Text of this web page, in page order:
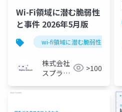
Wi-Fi領域に潜む脆弱性
と事件 2026年5月版
wi-fi領域に潜む脆弱性と事件
株式会社
スプライ
>100